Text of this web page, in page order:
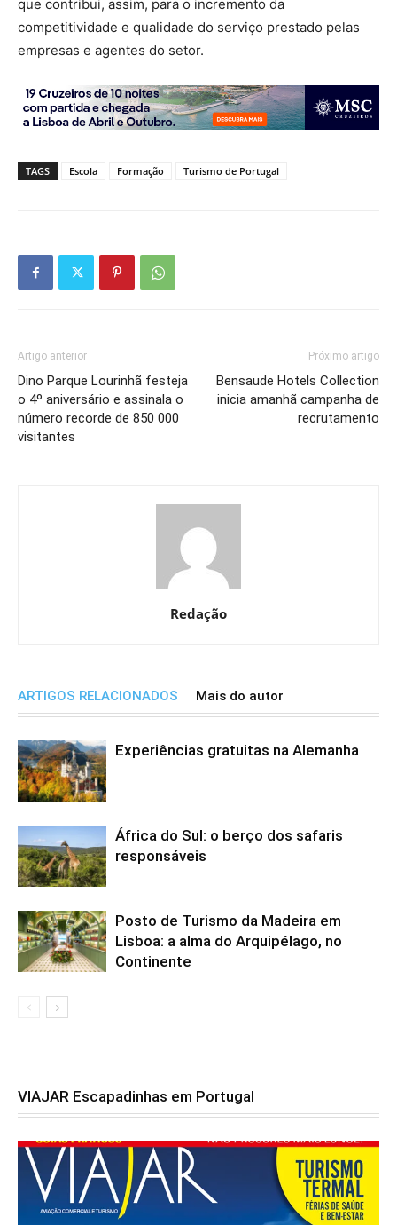
que contribui, assim, para o incremento da
competitividade e qualidade do serviço prestado pelas
empresas e agentes do setor.
TAGS Escola Formação Turismo de Portugal
Artigo anterior
Dino Parque Lourinhã festeja
o 4º aniversário e assinala o
número recorde de 850 000
visitantes
Próximo artigo
Bensaude Hotels Collection
inicia amanhã campanha de
recrutamento
Redação
ARTIGOS RELACIONADOS Mais do autor
Experiências gratuitas na Alemanha
África do Sul: o berço dos safaris
responsáveis
Posto de Turismo da Madeira em
Lisboa: a alma do Arquipélago, no
Continente
VIAJAR Escapadinhas em Portugal